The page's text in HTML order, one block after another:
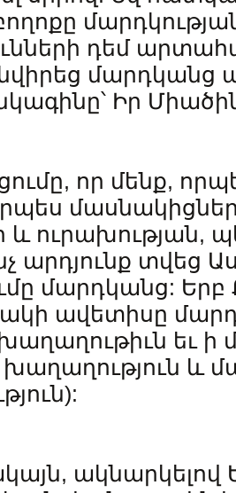
դեմ
մարդկանց
Իր
որ մենք,
ուրախության,
արդյունք տվեց
մարդկանց:
ավետիսը
եւ ի
և
ակնարկելով